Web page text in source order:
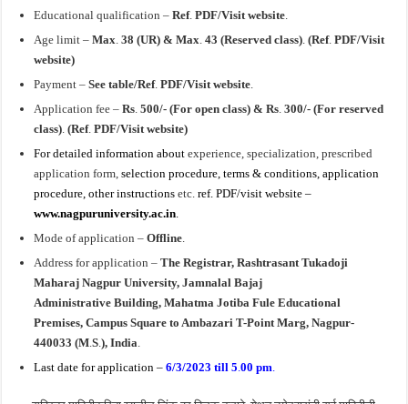
Educational qualification – Ref. PDF/Visit website
Age limit –Max .38 (UR) & Max .43 (Reserved class) .(Ref. PDF/Visit
website)
Payment – See table/Ref. PDF/Visit website
Application fee –Rs 500/- (For open class) & Rs 300/- (For reserved
class) .(Ref. PDF/Visit website)
For detailed information about experience, specialization, prescribed
application form,selection procedure, terms & conditions, application
procedure, other instructionsetc.ref. PDF/visit website –
www.nagpuruniversity.ac.in
Mode of application –Offline
Address for application –The Registrar, Rashtrasant Tukadoji
Maharaj Nagpur University, Jamnalal Bajaj
Administrative Building, Mahatma Jotiba Fule Educational
Premises, Campus Square to Ambazari T-Point Marg, Nagpur-
440033 (M .S .), India
Last date for application –6/3/2023 till 5 .00 pm